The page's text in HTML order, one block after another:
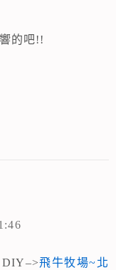
的吧!!
飛牛牧場~北